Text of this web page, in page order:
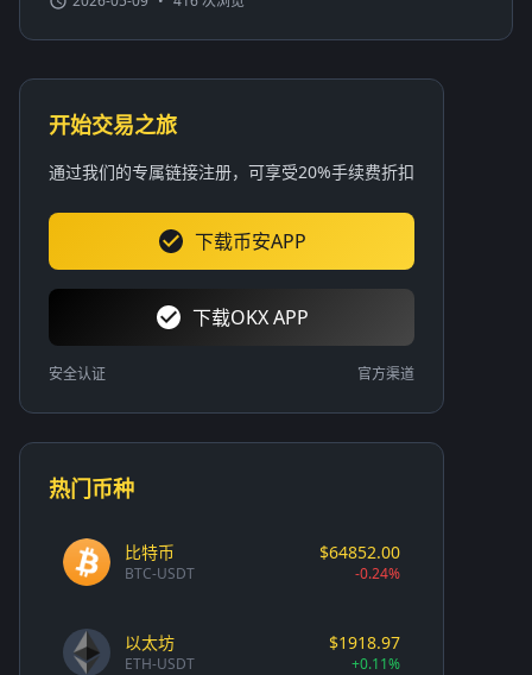
开始交易之旅
通过我们的专属链接注册，可享受20%手续费折扣
下载币安APP
下载OKX APP
安全认证 官方渠道
热门币种
比特币
BTC-USDT
$64852.00
-0.24%
以太坊
ETH-USDT
$1918.97
+0.11%